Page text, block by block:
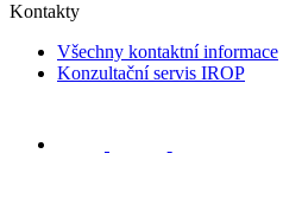
Kontakty
Všechny kontaktní informace
Konzultační servis IROP